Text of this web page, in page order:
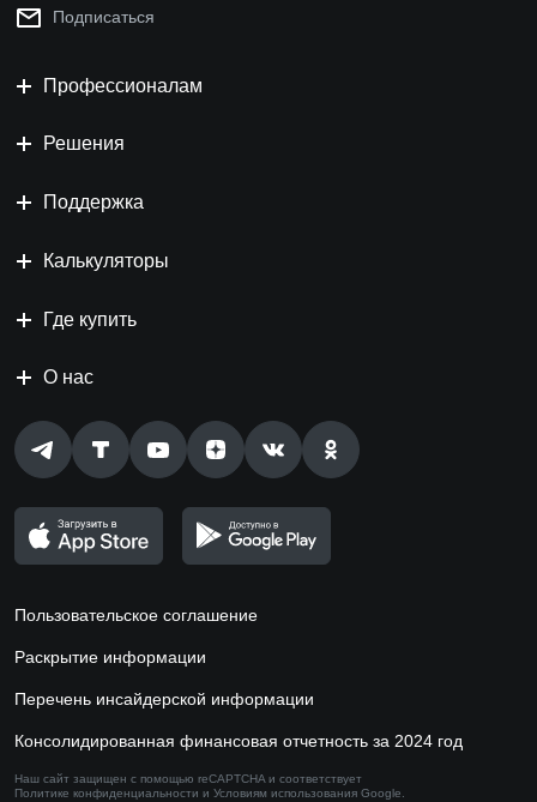
Подписаться
Профессионалам
Решения
Поддержка
Калькуляторы
Где купить
О нас
Пользовательское соглашение
Раскрытие информации
Перечень инсайдерской информации
Консолидированная финансовая отчетность за 2024 год
Наш сайт защищен с помощью reCAPTCHA и соответствует
Политике конфиденциальности и Условиям использования Google.